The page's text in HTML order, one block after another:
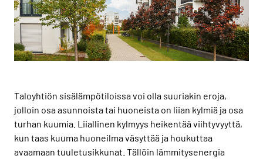
Taloyhtiön sisälämpötiloissa voi olla suuriakin eroja,
jolloin osa asunnoista tai huoneista on liian kylmiä ja osa
turhan kuumia. Liiallinen kylmyys heikentää viihtyvyyttä,
kun taas kuuma huoneilma väsyttää ja houkuttaa
avaamaan tuuletusikkunat. Tällöin lämmitysenergia